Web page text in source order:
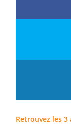
Retrouvez les